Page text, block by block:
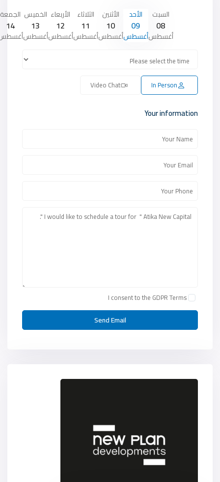
السبت
08
أغسطس
الأحد
09
أغسطس
الأثنين
10
أغسطس
الثلاثاء
11
أغسطس
الأربعاء
12
أغسطس
الخميس
13
أغسطس
الجمعة
14
In Person
Video Chat
Your information
I consent to the GDPR Terms